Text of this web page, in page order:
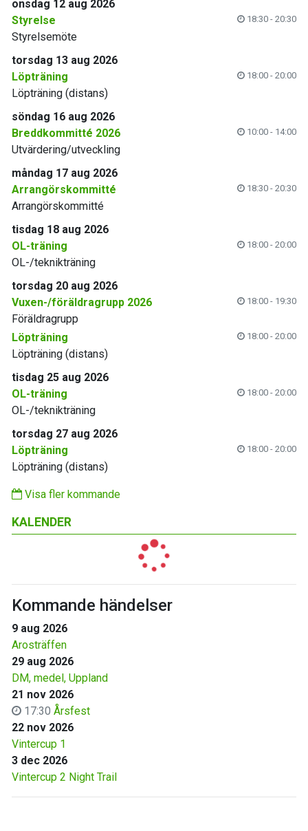
onsdag 12 aug 2026
Styrelse
18:30 - 20:30
Styrelsemöte
torsdag 13 aug 2026
Löpträning
18:00 - 20:00
Löpträning (distans)
söndag 16 aug 2026
Breddkommitté 2026
10:00 - 14:00
Utvärdering/utveckling
måndag 17 aug 2026
Arrangörskommitté
18:30 - 20:30
Arrangörskommitté
tisdag 18 aug 2026
OL-träning
18:00 - 20:00
OL-/teknikträning
torsdag 20 aug 2026
Vuxen-/föräldragrupp 2026
18:00 - 19:30
Föräldragrupp
Löpträning
18:00 - 20:00
Löpträning (distans)
tisdag 25 aug 2026
OL-träning
18:00 - 20:00
OL-/teknikträning
torsdag 27 aug 2026
Löpträning
18:00 - 20:00
Löpträning (distans)
Visa fler kommande
KALENDER
Kommande händelser
9 aug 2026
Arosträffen
29 aug 2026
DM, medel, Uppland
21 nov 2026
17:30 Årsfest
22 nov 2026
Vintercup 1
3 dec 2026
Vintercup 2 Night Trail